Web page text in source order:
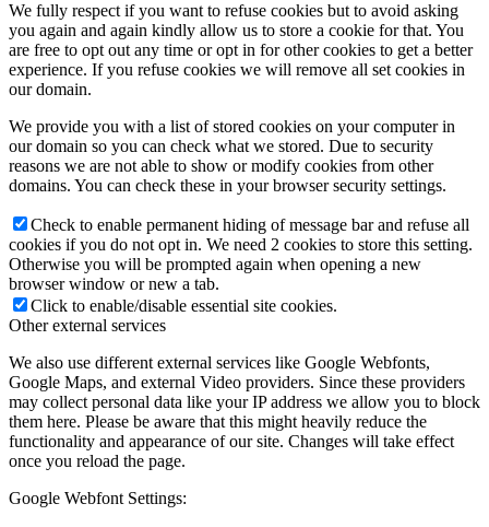
We fully respect if you want to refuse cookies but to avoid asking
you again and again kindly allow us to store a cookie for that. You
are free to opt out any time or opt in for other cookies to get a better
experience. If you refuse cookies we will remove all set cookies in
our domain.
We provide you with a list of stored cookies on your computer in
our domain so you can check what we stored. Due to security
reasons we are not able to show or modify cookies from other
domains. You can check these in your browser security settings.
Check to enable permanent hiding of message bar and refuse all
cookies if you do not opt in. We need 2 cookies to store this setting.
Otherwise you will be prompted again when opening a new
browser window or new a tab.
Click to enable/disable essential site cookies.
Other external services
We also use different external services like Google Webfonts,
Google Maps, and external Video providers. Since these providers
may collect personal data like your IP address we allow you to block
them here. Please be aware that this might heavily reduce the
functionality and appearance of our site. Changes will take effect
once you reload the page.
Google Webfont Settings: